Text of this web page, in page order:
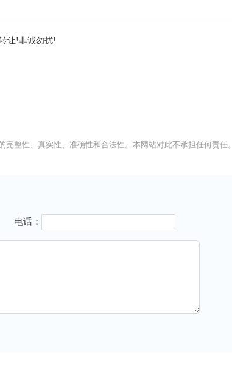
让!非诚勿扰!
整性、真实性、准确性和合法性。本网站对此不承担任何责任。
电话：